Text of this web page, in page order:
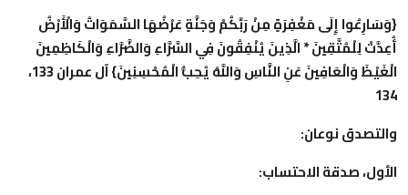
{وَسَارِعُوا إِلَى مَغْفِرَةٍ مِنْ رَبِّكُمْ وَجَنَّةٍ عَرْضُهَا السَّمَوَاتُ وَالْأَرْضُ
أُعِدَّتْ لِلْمُتَّقِينَ * الَّذِينَ يُنْفِقُونَ فِي السَّرَّاءِ وَالضَّرَّاءِ وَالْكَاظِمِينَ
الْغَيْظَ وَالْعَافِينَ عَنِ النَّاسِ وَاللَّهُ يُحِبُّ الْمُحْسِنِينَ} آل عمران 133،
134
والتصدق نوعان:
الأول، صدقة الاحتساب: